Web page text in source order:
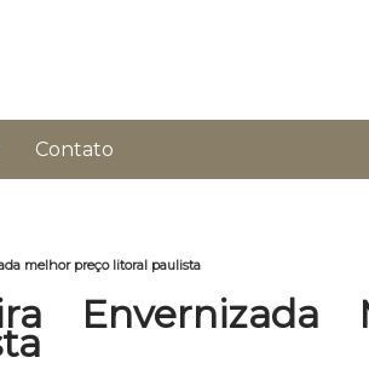
Contato
melhor preço litoral paulista
Envernizada